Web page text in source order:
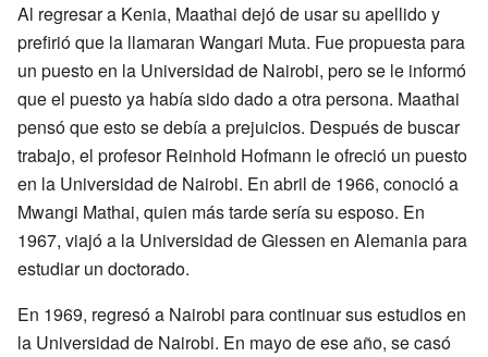
Al regresar a Kenia, Maathai dejó de usar su apellido y
prefirió que la llamaran Wangari Muta. Fue propuesta para
un puesto en la Universidad de Nairobi, pero se le informó
que el puesto ya había sido dado a otra persona. Maathai
pensó que esto se debía a prejuicios. Después de buscar
trabajo, el profesor Reinhold Hofmann le ofreció un puesto
en la Universidad de Nairobi. En abril de 1966, conoció a
Mwangi Mathai, quien más tarde sería su esposo. En
1967, viajó a la Universidad de Giessen en Alemania para
estudiar un doctorado.
En 1969, regresó a Nairobi para continuar sus estudios en
la Universidad de Nairobi. En mayo de ese año, se casó